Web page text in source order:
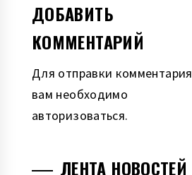
ДОБАВИТЬ
КОММЕНТАРИЙ
Для отправки комментария
вам необходимо
авторизоваться.
ЛЕНТА НОВОСТЕЙ